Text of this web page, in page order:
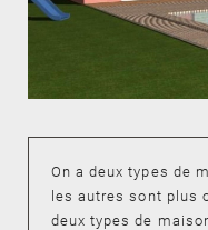
On a deux types de
les autres sont plus
deux types de